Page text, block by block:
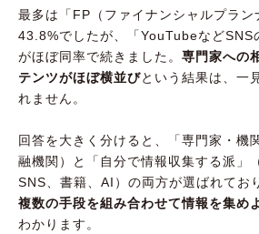
最多は「FP（ファイナンシャルプラン
43.8%でしたが、「YouTubeなどSNS
がほぼ同率で続きました。 専門家への
テンツがほぼ横並びという結果は、一
れません。
回答を大きく分けると、「専門家・機
融機関）と「自分で情報収集する派」
SNS、書籍、AI）の両方が選ばれてお
複数の手段を組み合わせて情報を集め
わかります。